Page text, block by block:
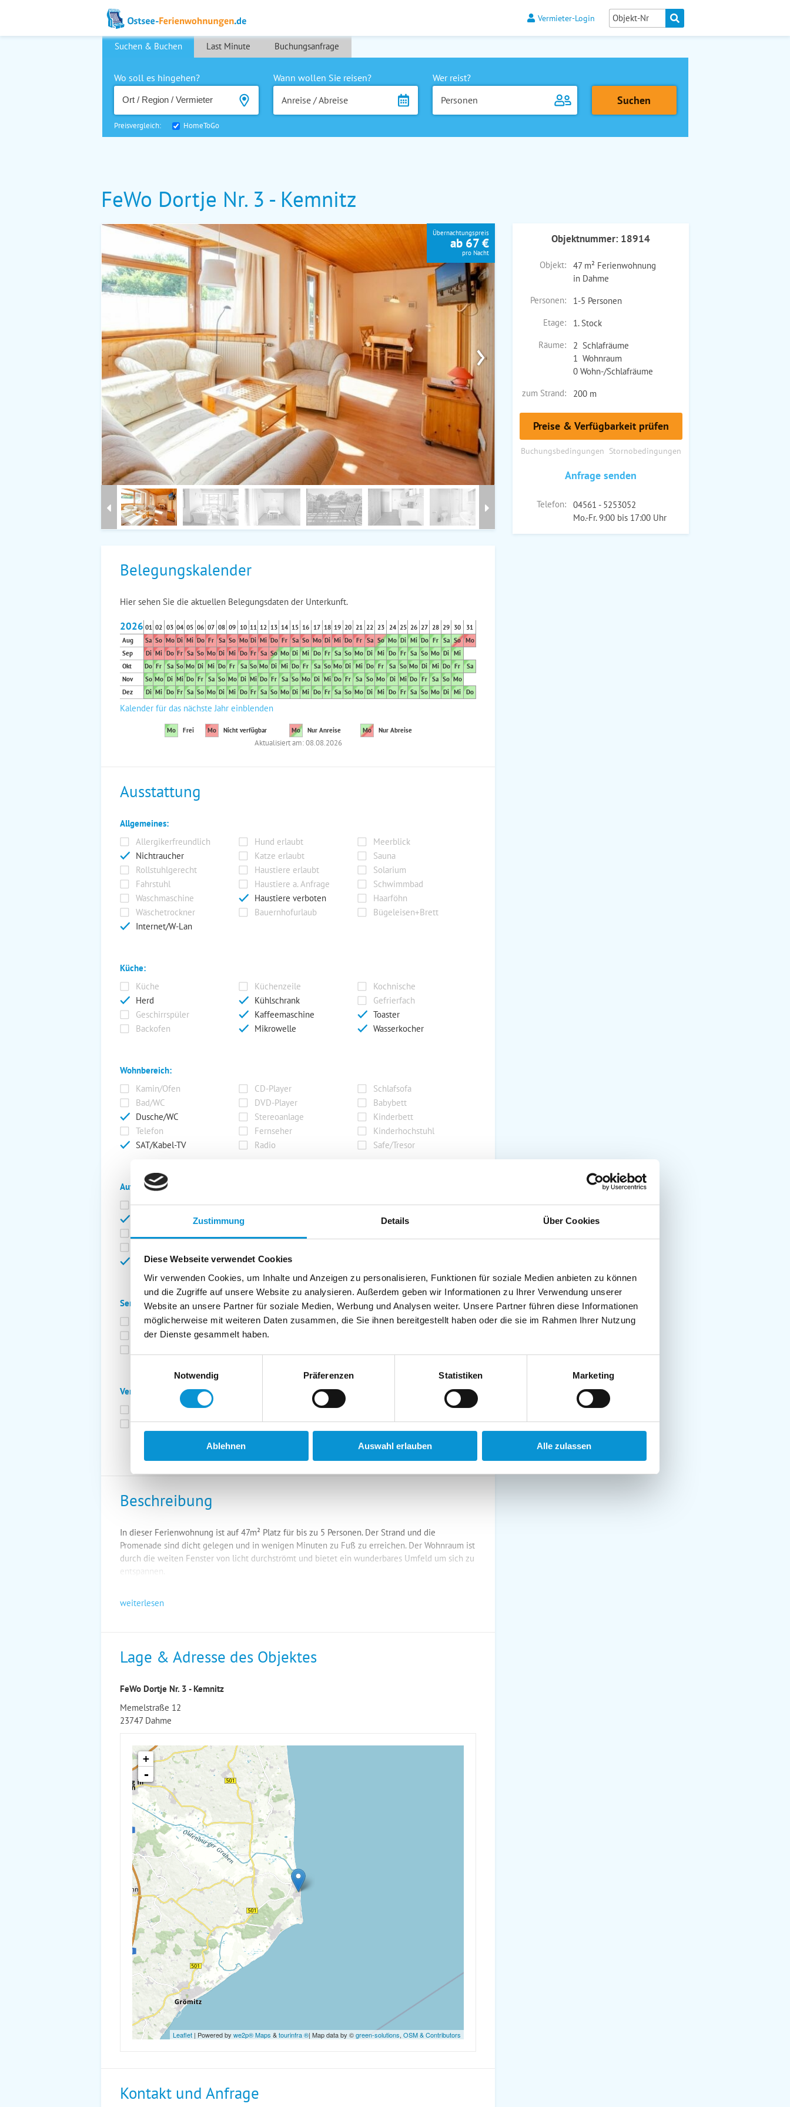
Zustimmung Details Über Cookies
Diese Webseite verwendet Cookies
Wir verwenden Cookies, um Inhalte und Anzeigen zu personalisieren, Funktionen für soziale Medien anbieten zu können
und die Zugriffe auf unsere Website zu analysieren. Außerdem geben wir Informationen zu Ihrer Verwendung unserer
Website an unsere Partner für soziale Medien, Werbung und Analysen weiter. Unsere Partner führen diese Informationen
möglicherweise mit weiteren Daten zusammen, die Sie ihnen bereitgestellt haben oder die sie im Rahmen Ihrer Nutzung
der Dienste gesammelt haben.
Notwendig
Präferenzen Statistiken Marketing
Ablehnen Auswahl erlauben Alle zulassen
Vermieter-Login
Suchen & Buchen Last Minute Buchungsanfrage
Wo soll es hingehen?
Wann wollen Sie reisen?
Anreise / Abreise
Wer reist?
Personen
Preisvergleich: HomeToGo
FeWo Dortje Nr. 3 - Kemnitz
›
Übernachtungspreis
ab 67 €
pro Nacht
Objektnummer: 18914
Objekt:
47 m² Ferienwohnung
in Dahme
Personen:
1-5 Personen
Etage:
1. Stock
Räume:
2 Schlafräume
1 Wohnraum
0 Wohn-/Schlafräume
zum Strand:
200 m
Preise & Verfügbarkeit prüfen
Buchungsbedingungen Stornobedingungen
Anfrage senden
Telefon:
04561 - 5253052
Mo.-Fr. 9:00 bis 17:00 Uhr
Belegungskalender
Hier sehen Sie die aktuellen Belegungsdaten der Unterkunft.
2026 01 02 03 04 05 06 07 08 09 10 11 12 13 14 15 16 17 18 19 20 21 22 23 24 25 26 27 28 29 30
31
Aug
Sa So Mo Di Mi Do Fr Sa So Mo Di Mi Do Fr Sa So Mo Di Mi Do Fr Sa So Mo Di Mi Do Fr Sa So Mo
Sep
Di Mi Do Fr Sa So Mo Di Mi Do Fr Sa So Mo Di Mi Do Fr Sa So Mo Di Mi Do Fr Sa So Mo Di Mi
Okt
Do Fr Sa So Mo Di Mi Do Fr Sa So Mo Di Mi Do Fr Sa So Mo Di Mi Do Fr Sa So Mo Di Mi Do Fr
Sa
Nov
So Mo Di Mi Do Fr Sa So Mo Di Mi Do Fr Sa So Mo Di Mi Do Fr Sa So Mo Di Mi Do Fr Sa So Mo
Dez
Di Mi Do Fr Sa So Mo Di Mi Do Fr Sa So Mo Di Mi Do Fr Sa So Mo Di Mi Do Fr Sa So Mo Di Mi Do
Kalender für das nächste Jahr einblenden
Mo Frei Mo Nicht verfügbar Mo Nur Anreise Mo Nur Abreise
Aktualisiert am: 08.08.2026
Ausstattung
Allgemeines:
Allergikerfreundlich
Hund erlaubt
Meerblick
Nichtraucher
Katze erlaubt
Sauna
Rollstuhlgerecht
Haustiere erlaubt
Solarium
Fahrstuhl
Haustiere a. Anfrage
Schwimmbad
Waschmaschine
Haustiere verboten
Haarföhn
Wäschetrockner
Bauernhofurlaub
Bügeleisen+Brett
Internet/W-Lan
Küche:
Küche
Küchenzeile
Kochnische
Herd
Kühlschrank
Gefrierfach
Geschirrspüler
Kaffeemaschine
Toaster
Backofen
Mikrowelle Wasserkocher
Wohnbereich:
Kamin/Ofen
CD-Player
Schlafsofa
Bad/WC
DVD-Player
Babybett
Dusche/WC
Stereoanlage
Kinderbett
Telefon
Fernseher
Kinderhochstuhl
SAT/Kabel-TV
Radio Safe/Tresor
Außenanlage:
Garten/Liegewiese
Carport
Grill
Grillplatz
Balkon
Abstellraum
Service:
Bettwäsche inkl.
Geschirrtücher inkl.
Handtücher inkl.
Fahrräder
Strandkorb am Strand
Verpflegung:
Brötchenservice
Frühstück möglich
Halbpension möglich
Vollpension möglich
Beschreibung
In dieser Ferienwohnung ist auf 47m² Platz für bis zu 5 Personen. Der Strand und die
Promenade sind dicht gelegen und in wenigen Minuten zu Fuß zu erreichen. Der Wohnraum ist
durch die weiten Fenster von licht durchströmt und bietet ein wunderbares Umfeld um sich zu
entspannen.
weiterlesen
Lage & Adresse des Objektes
FeWo Dortje Nr. 3 - Kemnitz
Memelstraße 12
23747 Dahme
+
-
Leaflet | Powered by we2p® Maps &tourinfra ®| Map data by ©green-solutions, OSM & Contributors
Kontakt und Anfrage